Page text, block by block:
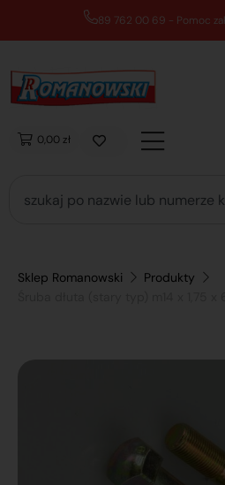
89 762 00 69 - Pomoc
0,00 zł
Sklep Romanowski
Produkty